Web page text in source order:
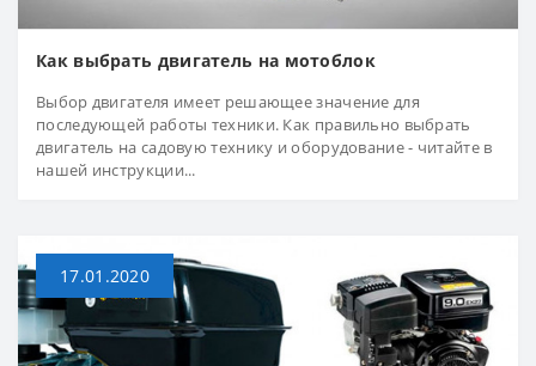
Как выбрать двигатель на мотоблок
Выбор двигателя имеет решающее значение для
последующей работы техники. Как правильно выбрать
двигатель на садовую технику и оборудование - читайте в
нашей инструкции...
17.01.2020